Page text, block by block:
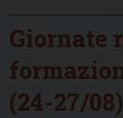
Giornate
(24-27/08)